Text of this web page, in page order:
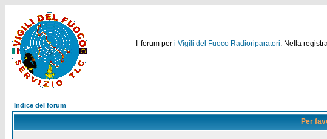
Il forum per i Vigili del Fuoco Radioriparatori. Nella
Indice del forum
Per